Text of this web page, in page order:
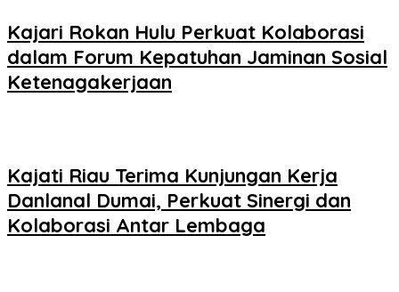
Kajari Rokan Hulu Perkuat Kolaborasi
dalam Forum Kepatuhan Jaminan Sosial
Ketenagakerjaan
Kajati Riau Terima Kunjungan Kerja
Danlanal Dumai, Perkuat Sinergi dan
Kolaborasi Antar Lembaga